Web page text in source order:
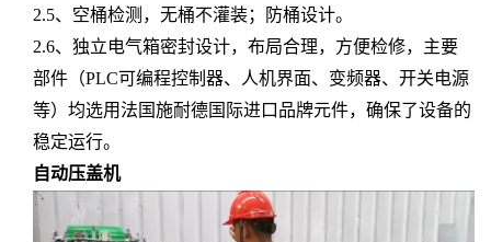
2.5、空桶检测，无桶不灌装；防桶设计。
2.6、独立电气箱密封设计，布局合理，方便检修，主要
部件（PLC可编程控制器、人机界面、变频器、开关电源
等）均选用法国施耐德国际进口品牌元件，确保了设备的
稳定运行。
自动压盖机